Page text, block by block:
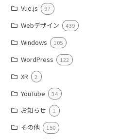
Vue.js 97
Webデザイン 439
Windows 105
WordPress 122
XR 2
YouTube 34
お知らせ 1
その他 150